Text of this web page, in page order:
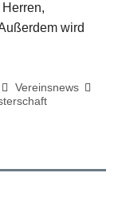
wird
Vereinsnews